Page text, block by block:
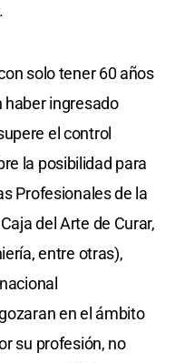
solo tener 60 años
haber ingresado
el control
la posibilidad para
Profesionales de la
del Arte de Curar,
entre otras),
en el ámbito
su profesión, no